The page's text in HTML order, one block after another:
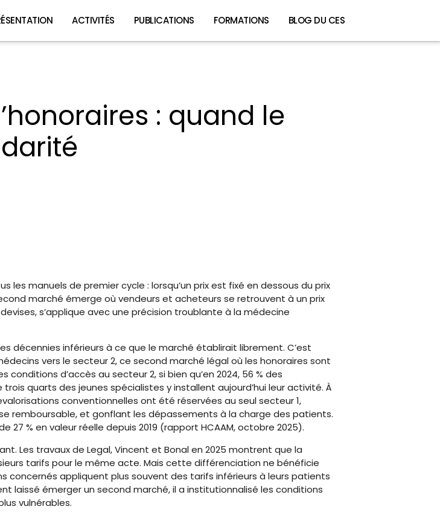
ACTIVITÉS PUBLICATIONS FORMATIONS BLOG DU CES
: quand le
manuels de premier cycle : lorsqu’un prix est fixé en dessous du prix
marché émerge où vendeurs et acheteurs se retrouvent à un prix
s’applique avec une précision troublante à la médecine
décennies inférieurs à ce que le marché établirait librement. C’est
vers le secteur 2, ce second marché légal où les honoraires sont
d’accès au secteur 2, si bien qu’en 2024, 56 % des
quarts des jeunes spécialistes y installent aujourd’hui leur activité. À
conventionnelles ont été réservées au seul secteur 1,
remboursable, et gonflant les dépassements à la charge des patients.
27 % en valeur réelle depuis 2019 (rapport HCAAM, octobre 2025).
Les travaux de Legal, Vincent et Bonal en 2025 montrent que la
tarifs pour le même acte. Mais cette différenciation ne bénéficie
concernés appliquent plus souvent des tarifs inférieurs à leurs patients
laissé émerger un second marché, il a institutionnalisé les conditions
vulnérables.